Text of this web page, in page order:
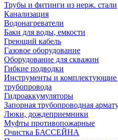
Трубы и фитинги из нерж. стали
Канализация
Водонагреватели
Баки для воды, емкости
Греющий кабель
Газовое оборудование
Оборудование для скважин
Гибкие подводки
Инструменты и
трубопровода
Гидроаккумуляторы
Запорная трубопроводная
Люки, дождеприемники
Муфты противопожарные
Очистка БАССЕЙНА